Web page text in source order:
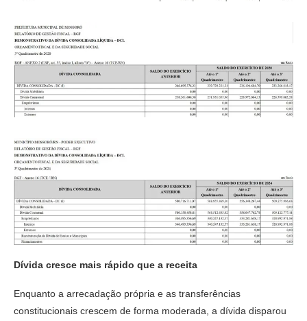
Dívida cresce mais rápido que a receita
Enquanto a arrecadação própria e as transferências
constitucionais crescem de forma moderada, a dívida disparou